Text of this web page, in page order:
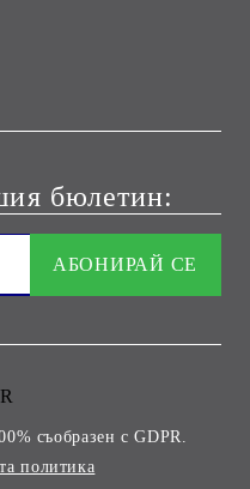
бюлетин:
съобразен с GDPR.
политика